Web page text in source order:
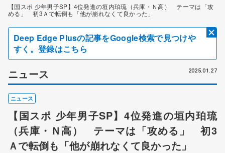
【国スポ 少年男子SP】4位発進の垣内珀琉（兵庫・Ｎ高） テーマは「攻
める」 初3Ａで転倒も「他が崩れなくて良かった」
Deep Edge Plusの記事をGoogle検索で見つけや
すく。登録はこちら
ニュース 2025.01.27
ニュース
【国スポ 少年男子SP】4位発進の垣内珀琉
（兵庫・Ｎ高） テーマは「攻める」 初3
Ａで転倒も「他が崩れなくて良かった」